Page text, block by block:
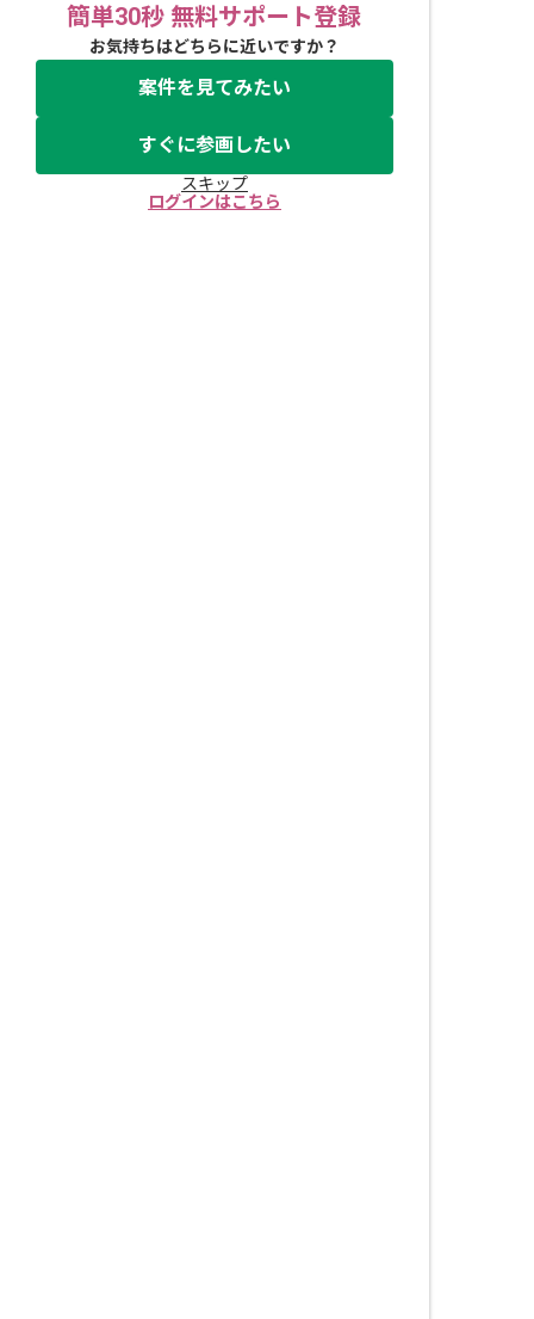
簡単30秒 無料サポート登録
お気持ちはどちらに近いですか？
案件を見てみたい
すぐに参画したい
スキップ
ログインはこちら